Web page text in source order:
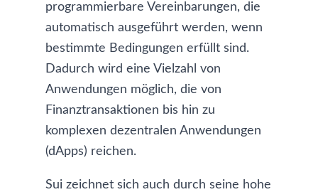
programmierbare Vereinbarungen, die
automatisch ausgeführt werden, wenn
bestimmte Bedingungen erfüllt sind.
Dadurch wird eine Vielzahl von
Anwendungen möglich, die von
Finanztransaktionen bis hin zu
komplexen dezentralen Anwendungen
(dApps) reichen.
Sui zeichnet sich auch durch seine hohe